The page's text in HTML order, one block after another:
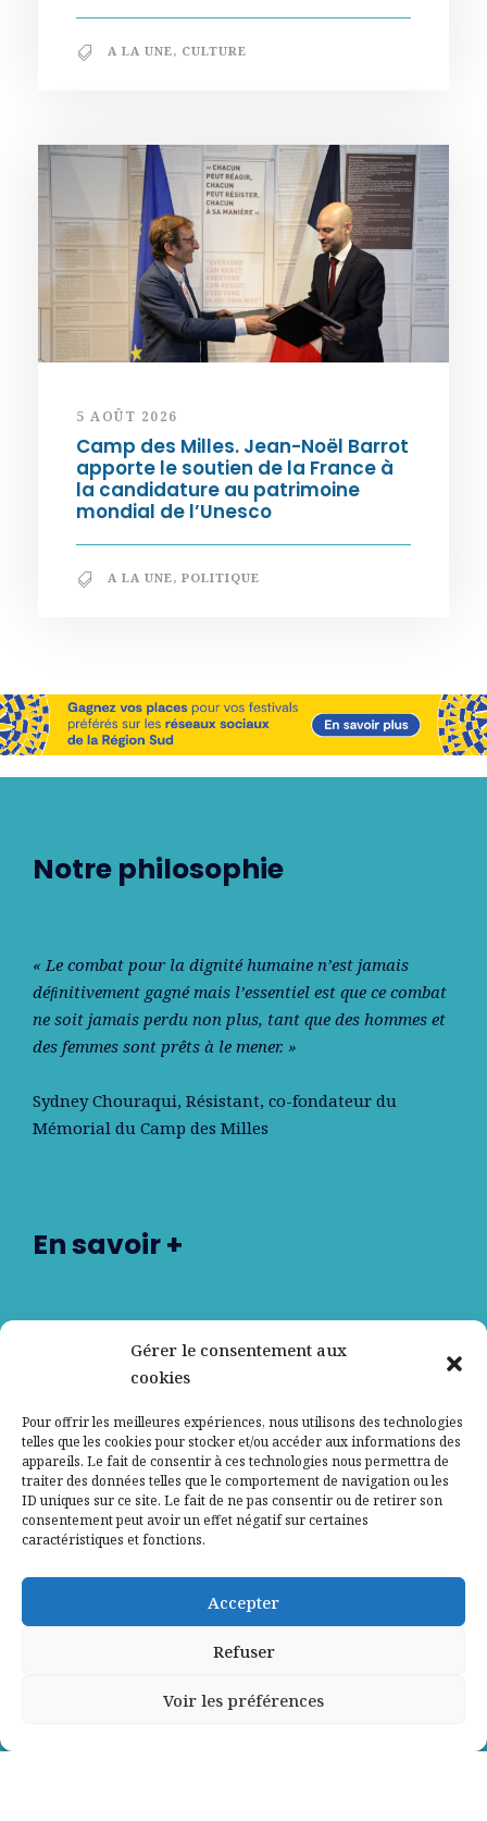
Gérer le consentement aux
cookies
Pour offrir les meilleures expériences, nous utilisons des technologies
telles que les cookies pour stocker et/ou accéder aux informations des
appareils. Le fait de consentir à ces technologies nous permettra de
traiter des données telles que le comportement de navigation ou les
ID uniques sur ce site. Le fait de ne pas consentir ou de retirer son
consentement peut avoir un effet négatif sur certaines
caractéristiques et fonctions.
Accepter
Refuser
Voir les préférences
A LA UNE, CULTURE
5 AOÛT 2026
Camp des Milles. Jean-Noël Barrot
apporte le soutien de la France à
la candidature au patrimoine
mondial de l’Unesco
A LA UNE, POLITIQUE
Notre philosophie
« Le combat pour la dignité humaine n’est jamais
déﬁnitivement gagné mais l’essentiel est que ce combat
ne soit jamais perdu non plus, tant que des hommes et
des femmes sont prêts à le mener. »
Sydney Chouraqui, Résistant, co-fondateur du
Mémorial du Camp des Milles
En savoir +
Contactez-nous
Mentions légales